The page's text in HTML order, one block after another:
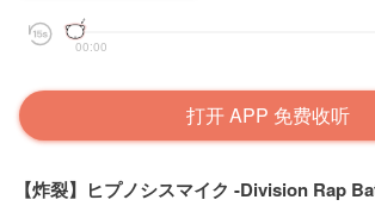
00:00
打开 APP 免费收听
【炸裂】ヒプノシスマイク -Division Rap